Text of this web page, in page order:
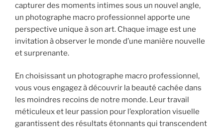
capturer des moments intimes sous un nouvel angle,
un photographe macro professionnel apporte une
perspective unique à son art. Chaque image est une
invitation à observer le monde d’une manière nouvelle
et surprenante.
En choisissant un photographe macro professionnel,
vous vous engagez à découvrir la beauté cachée dans
les moindres recoins de notre monde. Leur travail
méticuleux et leur passion pour l’exploration visuelle
garantissent des résultats étonnants qui transcendent